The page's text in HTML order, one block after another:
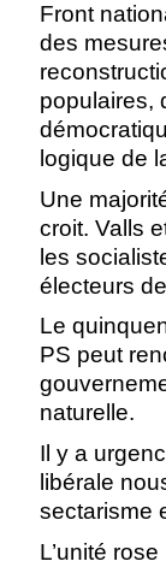
Front
des
populaires,
logique de
Une
croit. Valls
les
électeurs
Le
PS peut
naturelle.
Il y a
libérale
sectarisme
L’unité